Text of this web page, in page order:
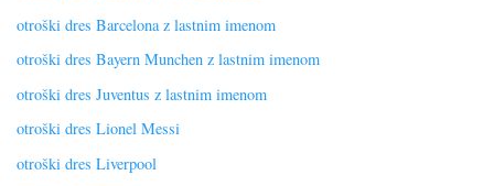
otroški dres Barcelona z lastnim imenom
otroški dres Bayern Munchen z lastnim imenom
otroški dres Juventus z lastnim imenom
otroški dres Lionel Messi
otroški dres Liverpool